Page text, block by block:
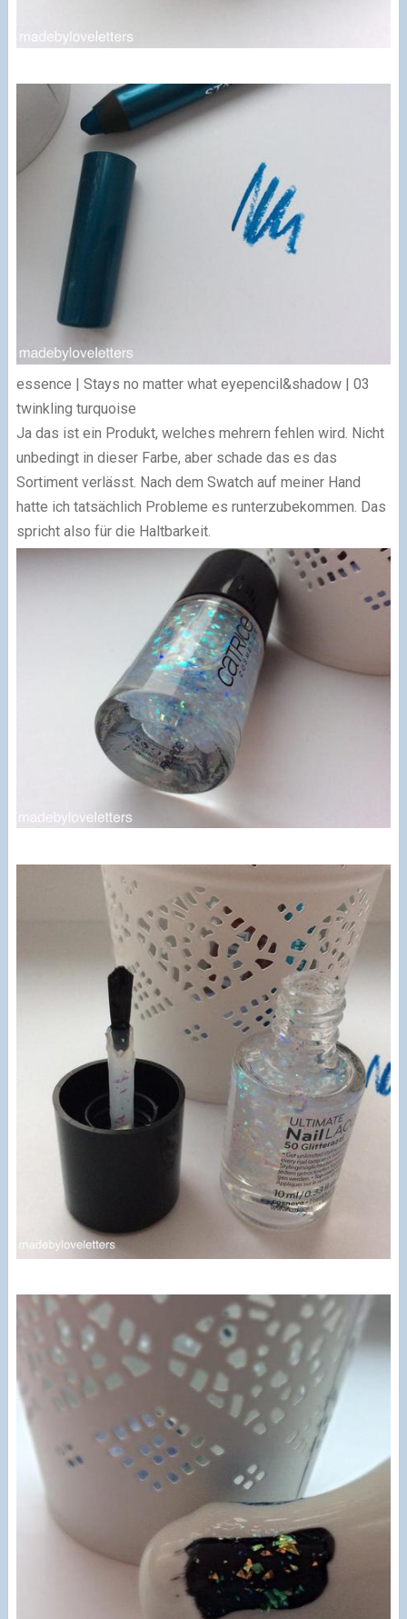
essence | Stays no matter what eyepencil&shadow | 03
twinkling turquoise
Ja das ist ein Produkt, welches mehrern fehlen wird. Nicht
unbedingt in dieser Farbe, aber schade das es das
Sortiment verlässt. Nach dem Swatch auf meiner Hand
hatte ich tatsächlich Probleme es runterzubekommen. Das
spricht also für die Haltbarkeit.